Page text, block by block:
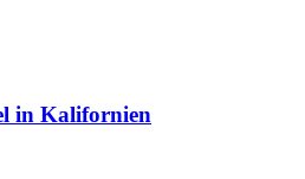
in Kalifornien